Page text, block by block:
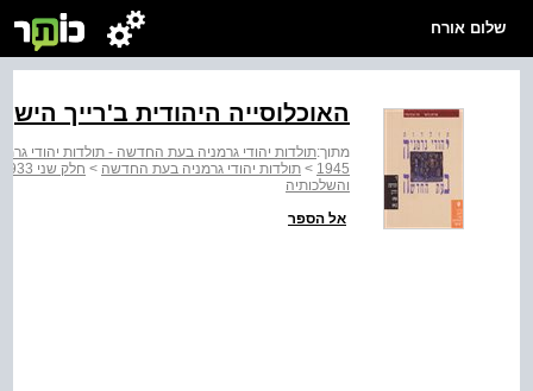
שלום אורח
האוכלוסייה היהודית ב'רייך הישן' בשנים
מתוך:
1945
> תולדות יהודי גרמניה בעת החדשה > חלק שני 1945-1933
והשלכותיה
אל הספר